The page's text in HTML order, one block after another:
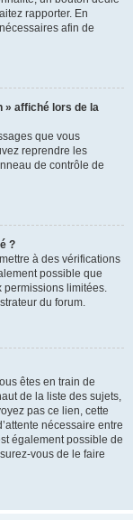
rapporter. En
afin de
» affiché lors de la
que vous
reprendre les
de contrôle de
?
à des vérifications
possible que
permissions limitées.
du forum.
êtes en train de
de la liste des sujets,
pas ce lien, cette
nécessaire entre
également possible de
vous de le faire